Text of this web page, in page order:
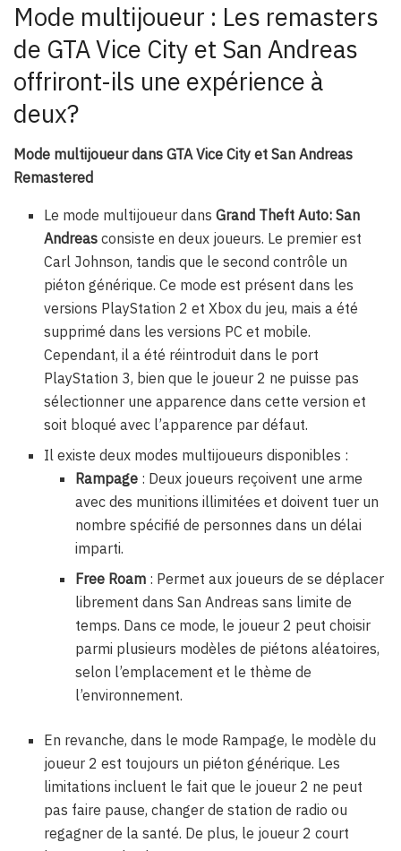
Mode multijoueur : Les remasters
de GTA Vice City et San Andreas
offriront-ils une expérience à
deux?
Mode multijoueur dans GTA Vice City et San Andreas
Remastered
Le mode multijoueur dansGrand Theft Auto: San
Andreas consiste en deux joueurs. Le premier est
Carl Johnson, tandis que le second contrôle un
piéton générique. Ce mode est présent dans les
versions PlayStation 2 et Xbox du jeu, mais a été
supprimé dans les versions PC et mobile.
Cependant, il a été réintroduit dans le port
PlayStation 3, bien que le joueur 2 ne puisse pas
sélectionner une apparence dans cette version et
soit bloqué avec l’apparence par défaut.
Il existe deux modes multijoueurs disponibles :
Rampage: Deux joueurs reçoivent une arme
avec des munitions illimitées et doivent tuer un
nombre spécifié de personnes dans un délai
imparti.
Free Roam: Permet aux joueurs de se déplacer
librement dans San Andreas sans limite de
temps. Dans ce mode, le joueur 2 peut choisir
parmi plusieurs modèles de piétons aléatoires,
selon l’emplacement et le thème de
l’environnement.
En revanche, dans le mode Rampage, le modèle du
joueur 2 est toujours un piéton générique. Les
limitations incluent le fait que le joueur 2 ne peut
pas faire pause, changer de station de radio ou
regagner de la santé. De plus, le joueur 2 court